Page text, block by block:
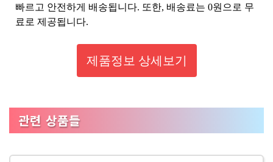
빠르고 안전하게 배송됩니다. 또한, 배송료는 0원으로 무
료로 제공됩니다.
제품정보 상세보기
관련 상품들